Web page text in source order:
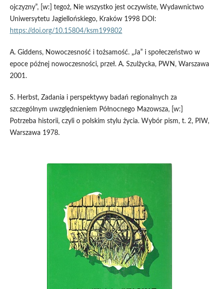
ojczyzny”, [w:] tegoż, Nie wszystko jest oczywiste, Wydawnictwo
Uniwersytetu Jagiellońskiego, Kraków 1998 DOI:
https://doi.org/10.15804/ksm199802
A. Giddens, Nowoczesność i tożsamość. „Ja” i społeczeństwo w
epoce późnej nowoczesności, przeł. A. Szulżycka, PWN, Warszawa
2001.
S. Herbst, Zadania i perspektywy badań regionalnych za
szczególnym uwzględnieniem Północnego Mazowsza, [w:]
Potrzeba historii, czyli o polskim stylu życia. Wybór pism, t. 2, PIW,
Warszawa 1978.